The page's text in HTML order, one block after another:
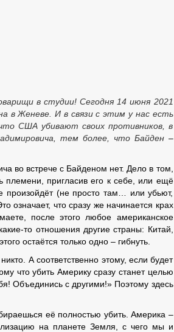
в студии! Сегодня 14 июня 2021
в Женеве. И в связи с этим у нас есть
США убивают своих противников, в
тем более, что Байден –
во встрече с Байденом нет. Дело в том,
племени, пригласив его к себе, или ещё
произойдёт (не просто там… или убьют,
что сразу же начинается крах
после этого любое американское
то отношения другие страны: Китай,
остаётся только одно – гибнуть.
А соответственно этому, если будет
что убить Америку сразу станет целью
Объединись с другими!» Поэтому здесь
её полностью убить. Америка –
на планете Земля, с чего мы и